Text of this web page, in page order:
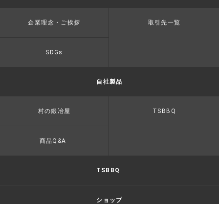
企業理念・ご挨拶 取引先一覧
SDGs
自社製品
村の鍛冶屋 TSBBQ
商品Q&A
TSBBQ
ショップ